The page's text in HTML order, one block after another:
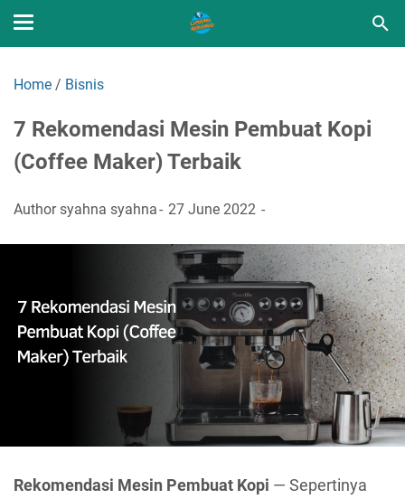
Home / Bisnis
7 Rekomendasi Mesin Pembuat Kopi
(Coffee Maker) Terbaik
Authorsyahna syahna 27 June 2022
Rekomendasi Mesin Pembuat Kopi — Sepertinya